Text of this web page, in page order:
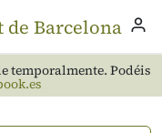
temporalmente. Podéis